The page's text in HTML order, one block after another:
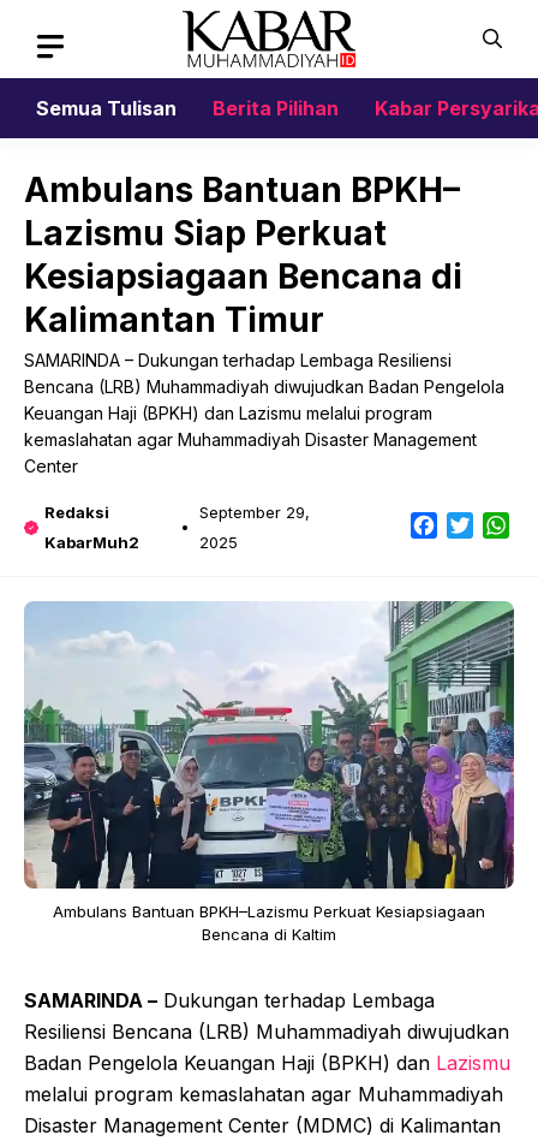
content
Semua Tulisan
Berita Pilihan Kabar
Ambulans Bantuan BPKH–
Lazismu Siap Perkuat
Kesiapsiagaan Bencana di
Kalimantan Timur
SAMARINDA – Dukungan terhadap Lembaga Resiliensi
Bencana (LRB) Muhammadiyah diwujudkan Badan Pengelola
Keuangan Haji (BPKH) dan Lazismu melalui program
kemaslahatan agar Muhammadiyah Disaster Management
Center
Redaksi
KabarMuh2
September 29,
2025
Facebook
Twitter
Ambulans Bantuan BPKH–Lazismu Perkuat Kesiapsiagaan
Bencana di Kaltim
SAMARINDA – Dukungan terhadap Lembaga
Resiliensi Bencana (LRB) Muhammadiyah diwujudkan
Badan Pengelola Keuangan Haji (BPKH) dan Lazismu
melalui program kemaslahatan agar Muhammadiyah
Disaster Management Center (MDMC) di Kalimantan